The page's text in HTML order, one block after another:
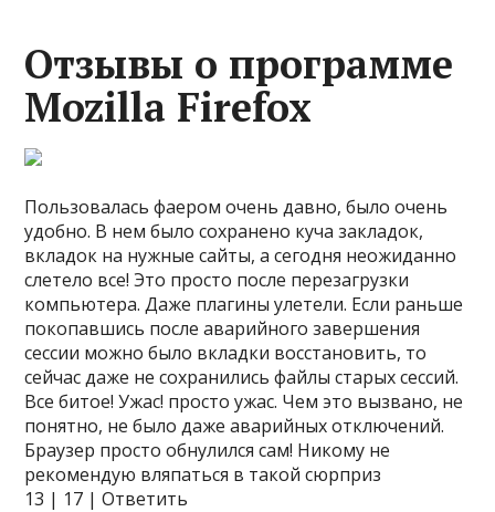
Отзывы о программе
Mozilla Firefox
Пользовалась фаером очень давно, было очень
удобно. В нем было сохранено куча закладок,
вкладок на нужные сайты, а сегодня неожиданно
слетело все! Это просто после перезагрузки
компьютера. Даже плагины улетели. Если раньше
покопавшись после аварийного завершения
сессии можно было вкладки восстановить, то
сейчас даже не сохранились файлы старых сессий.
Все битое! Ужас! просто ужас. Чем это вызвано, не
понятно, не было даже аварийных отключений.
Браузер просто обнулился сам! Никому не
рекомендую вляпаться в такой сюрприз
13 | 17 | Ответить